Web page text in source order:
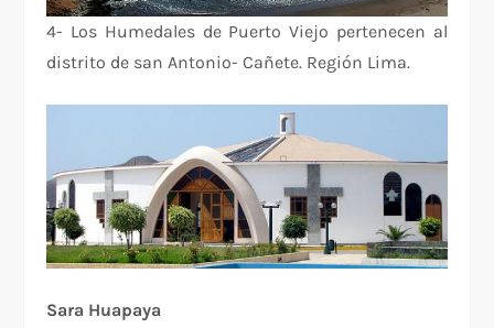
4- Los Humedales de Puerto Viejo pertenecen al
distrito de san Antonio- Cañete. Región Lima.
Sara Huapaya